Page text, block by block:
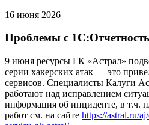
16 июня 2026
Проблемы с
9 июня ресурсы ГК «Астрал»
серии хакерских атак — это
сервисов. Специалисты Калуги
работают над исправлением
информация об инциденте, в т.ч.
работ см. на сайте https://astral.ru/